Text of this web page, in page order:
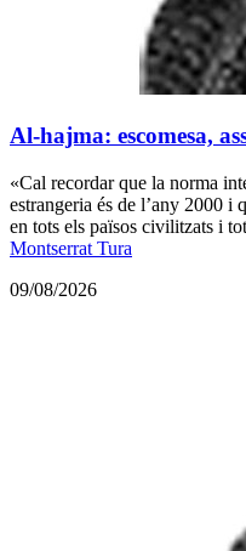
Al-hajma: escomesa,
«Cal recordar que la norma
estrangeria és de l’any 2000 i
en tots els països civilitzats i
Montserrat Tura
09/08/2026